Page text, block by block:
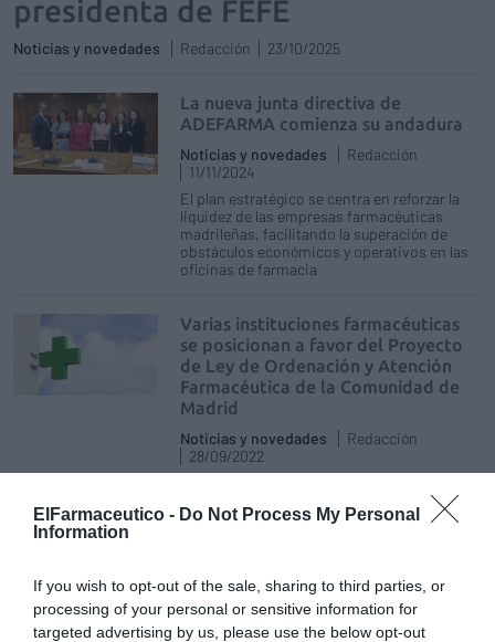
ElFarmaceutico - Do Not Process My Personal
Information
If you wish to opt-out of the sale, sharing to third parties, or
processing of your personal or sensitive information for
targeted advertising by us, please use the below opt-out
presidenta de FEFE
Noticias y novedades Redacción 23/10/2025
La nueva junta directiva de
ADEFARMA comienza su andadura
Noticias y novedades
Redacción
11/11/2024
El plan estratégico se centra en reforzar la
liquidez de las empresas farmacéuticas
madrileñas, facilitando la superación de
obstáculos económicos y operativos en las
oficinas de farmacia
Varias instituciones farmacéuticas
se posicionan a favor del Proyecto
de Ley de Ordenación y Atención
Farmacéutica de la Comunidad de
Madrid
Noticias y novedades
Redacción
28/09/2022
19 en las farmacias
Noticias y novedades Redacción
08/02/2021